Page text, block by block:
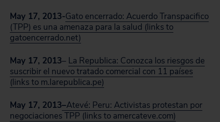
May 17, 2013-Gato encerrado: Acuerdo Transpacifico
(TPP) es una amenaza para la salud (links to
gatoencerrado.net)
May 17, 2013– La Republica: Conozca los riesgos de
suscribir el nuevo tratado comercial con 11 países
(links to m.larepublica.pe)
May 17, 2013–Atevé: Peru: Activistas protestan por
negociaciones TPP (links to amercateve.com)